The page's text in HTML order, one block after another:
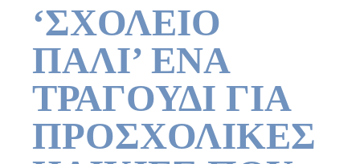
‘ΣΧΟΛΕΙΟ
ΠΑΛΙ’ ΕΝΑ
ΤΡΑΓΟΥΔΙ ΓΙΑ
ΠΡΟΣΧΟΛΙΚΕΣ